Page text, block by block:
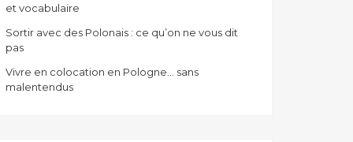
et vocabulaire
Sortir avec des Polonais : ce qu’on ne vous dit
pas
Vivre en colocation en Pologne… sans
malentendus